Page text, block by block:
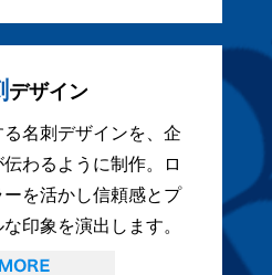
デザイン
名刺デザインを、企
わるように制作。ロ
を活かし信頼感とプ
印象を演出します。